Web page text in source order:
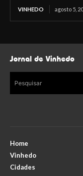
VINHEDO agosto 5,
Jornal de Vinhedo
Pesquisar
Home
Vinhedo
Cidades